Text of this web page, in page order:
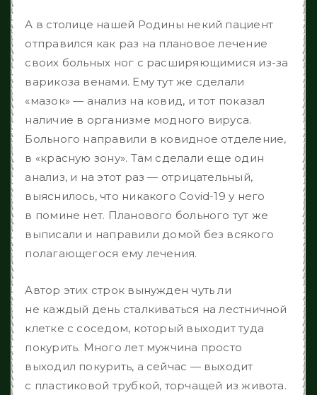
А в столице нашей Родины некий пациент
отправился как раз на плановое лечение
своих больных ног с расширяющимися из-за
варикоза венами. Ему тут же сделали
«мазок» — анализ на ковид, и тот показал
наличие в организме модного вируса.
Больного направили в ковидное отделение,
в «красную зону». Там сделали еще один
анализ, и на этот раз — отрицательный,
выяснилось, что никакого Сovid-19 у него
в помине нет. Планового больного тут же
выписали и направили домой без всякого
полагающегося ему лечения.
Автор этих строк вынужден чуть ли
не каждый день сталкиваться на лестничной
клетке с соседом, который выходит туда
покурить. Много лет мужчина просто
выходил покурить, а сейчас — выходит
с пластиковой трубкой, торчащей из живота.